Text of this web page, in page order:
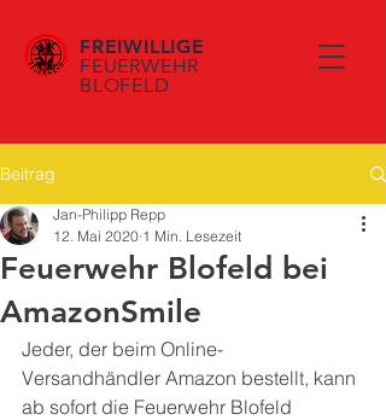
FREIWILLIGE
FEUERWEHR
BLOFELD
Beitrag
Feuerwehr Blofeld bei
AmazonSmile
Jan-Philipp Repp
12. Mai 2020 1 Min. Lesezeit
Jeder, der beim Online-
Versandhändler Amazon bestellt, kann
ab sofort die Feuerwehr Blofeld